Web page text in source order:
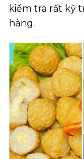
kiểm tra rất kỹ
hàng.